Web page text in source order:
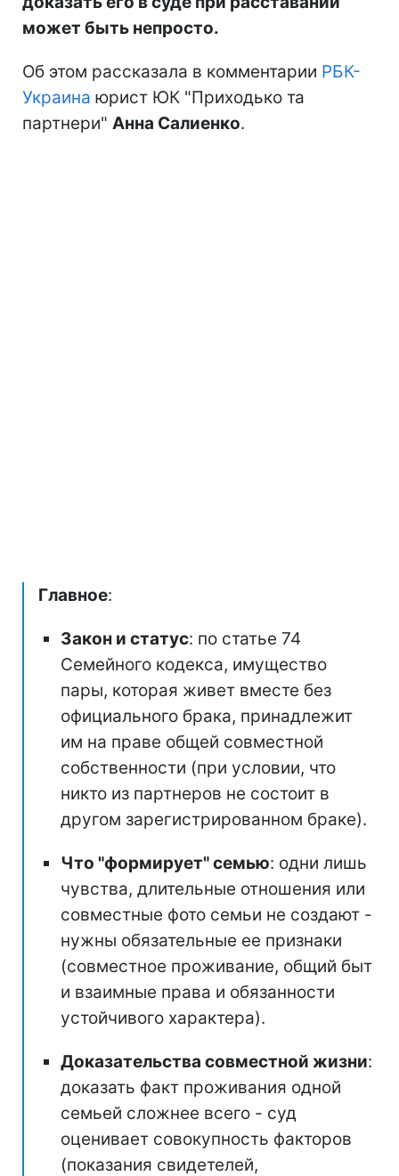
может быть непросто.
Об этом рассказала в комментарии РБК-
Украина юрист ЮК "Приходько та
партнери" Анна Салиенко.
Главное:
Закон и статус: по статье 74
Семейного кодекса, имущество
пары, которая живет вместе без
официального брака, принадлежит
им на праве общей совместной
собственности (при условии, что
никто из партнеров не состоит в
другом зарегистрированном браке).
Что "формирует" семью: одни лишь
чувства, длительные отношения или
совместные фото семьи не создают -
нужны обязательные ее признаки
(совместное проживание, общий быт
и взаимные права и обязанности
устойчивого характера).
Доказательства совместной жизни:
доказать факт проживания одной
семьей сложнее всего - суд
оценивает совокупность факторов
(показания свидетелей,